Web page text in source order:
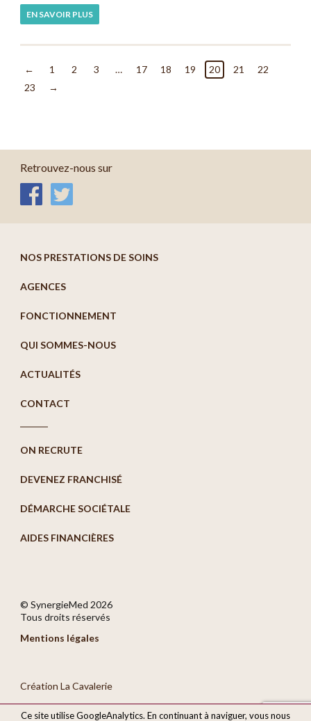
Ce site utilise GoogleAnalytics. En continuant à naviguer, vous nous
EN SAVOIR PLUS
← 1 2 3 … 17 18 19 20 21
22
23
→
Retrouvez-nous sur
NOS PRESTATIONS DE SOINS
AGENCES
FONCTIONNEMENT
QUI SOMMES-NOUS
ACTUALITÉS
CONTACT
ON RECRUTE
DEVENEZ FRANCHISÉ
DÉMARCHE SOCIÉTALE
AIDES FINANCIÈRES
© SynergieMed 2026
Tous droits réservés
Mentions légales
Création La Cavalerie